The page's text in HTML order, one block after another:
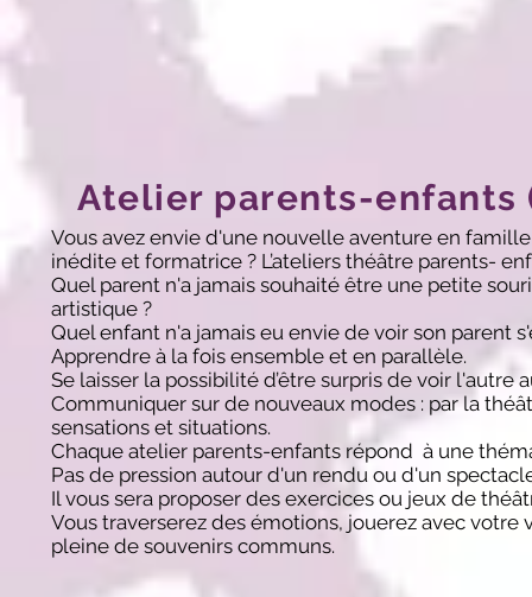
Atelier parents-enfants
Vous avez envie d'une nouvelle aventure en
inédite et formatrice ? L’ateliers théâtre parents-
Quel parent n'a jamais souhaité être une petite
artistique ?
Quel enfant n'a jamais eu envie de voir son parent
Apprendre à la fois ensemble et en parallèle.
Se laisser la possibilité d’être surpris de voir
Communiquer sur de nouveaux modes : par la
sensations et situations.
Chaque atelier parents-enfants répond à une
Pas de pression autour d'un rendu ou d'un
Il vous sera proposer des exercices ou jeux de
Vous traverserez des émotions, jouerez avec
pleine de souvenirs communs.